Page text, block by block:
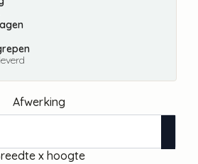
Afwerking
x hoogte